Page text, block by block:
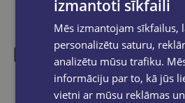
Līdzīgas preces
izmantoti sīkfaili
Mēs izmantojam sīkfailus,
personalizētu saturu,
analizētu mūsu trafiku.
informāciju par to, kā jūs
vietni ar mūsu reklāmas